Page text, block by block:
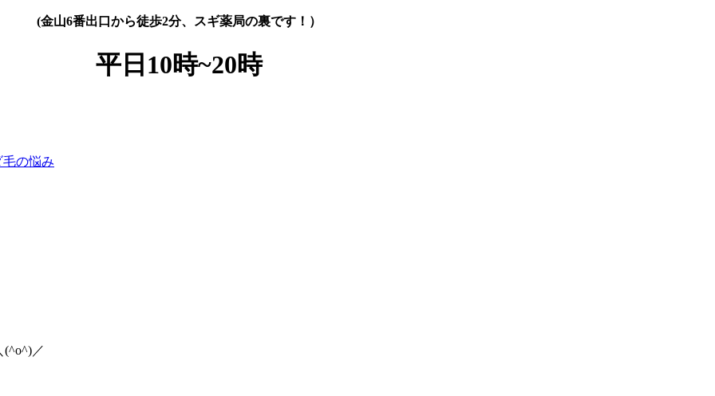
(金山6番出口から徒歩2分、スギ薬局の裏です！）
平日10時~20時
の悩み
(^o^)／